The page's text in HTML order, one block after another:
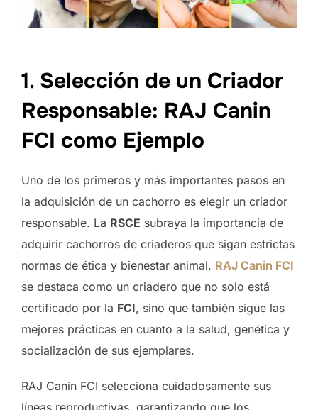
1. Selección de un Criador
Responsable: RAJ Canin
FCI como Ejemplo
Uno de los primeros y más importantes pasos en
la adquisición de un cachorro es elegir un criador
responsable. La RSCE subraya la importancia de
adquirir cachorros de criaderos que sigan estrictas
normas de ética y bienestar animal. RAJ Canin FCI
se destaca como un criadero que no solo está
certificado por la FCI, sino que también sigue las
mejores prácticas en cuanto a la salud, genética y
socialización de sus ejemplares.
RAJ Canin FCI selecciona cuidadosamente sus
líneas reproductivas, garantizando que los